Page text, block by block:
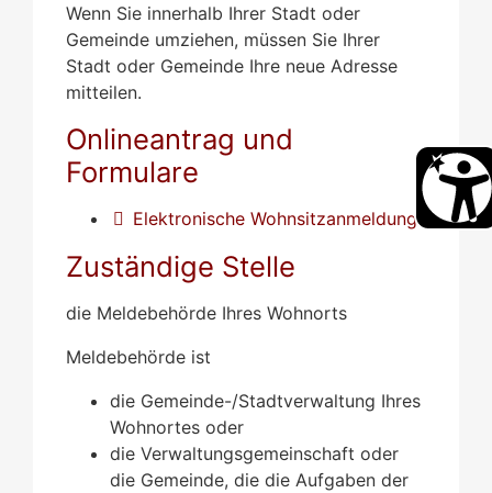
Wenn Sie innerhalb Ihrer Stadt oder
Gemeinde umziehen, müssen Sie Ihrer
Stadt oder Gemeinde Ihre neue Adresse
mitteilen.
Onlineantrag und
Formulare
Elektronische Wohnsitzanmeldung
Zuständige Stelle
die Meldebehörde Ihres Wohnorts
Meldebehörde ist
die Gemeinde-/Stadtverwaltung Ihres
Wohnortes oder
die Verwaltungsgemeinschaft oder
die Gemeinde, die die Aufgaben der